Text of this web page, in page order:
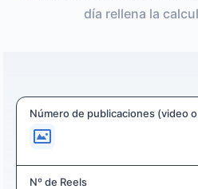
día rellena la
Número de publicaciones (video
Nº de Reels